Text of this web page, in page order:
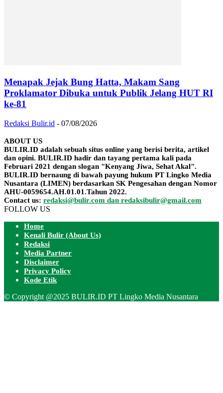
Menapak Jejak Bung Hatta, Makam Sang
Proklamator Dibuka untuk Publik Jelang HUT RI
ke-81
Redaksi Bulir.id - 07/08/2026
ABOUT US
BULIR.ID adalah sebuah situs online yang berisi berita, artikel
dan opini. BULIR.ID hadir dan tayang pertama kali pada
Februari 2021 dengan slogan "Kenyang Jiwa, Sehat Akal".
BULIR.ID bernaung di bawah payung hukum PT Lingko Media
Nusantara (LIMEN) berdasarkan SK Pengesahan dengan Nomor
AHU-0059654.AH.01.01.Tahun 2022.
Contact us: redaksi@bulir.com dan redaksibulir@gmail.com
FOLLOW US
Home
Kenali Bulir (About Us)
Redaksi
Media Partner
Disclaimer
Privacy Policy
Kode Etik
© Copyright @2025 BULIR.ID PT Lingko Media Nusantara